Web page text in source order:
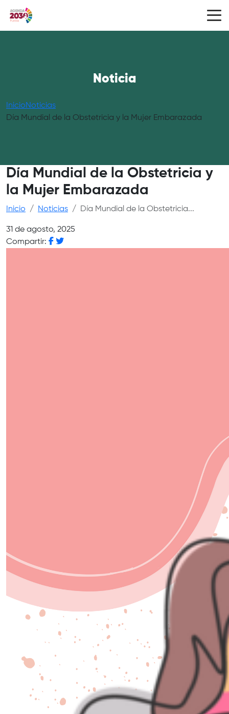
Noticia
InicioNoticias
Día Mundial de la Obstetricia y la Mujer Embarazada
Día Mundial de la Obstetricia y
la Mujer Embarazada
Inicio Noticias Día Mundial de la Obstetricia...
31 de agosto, 2025
Compartir: